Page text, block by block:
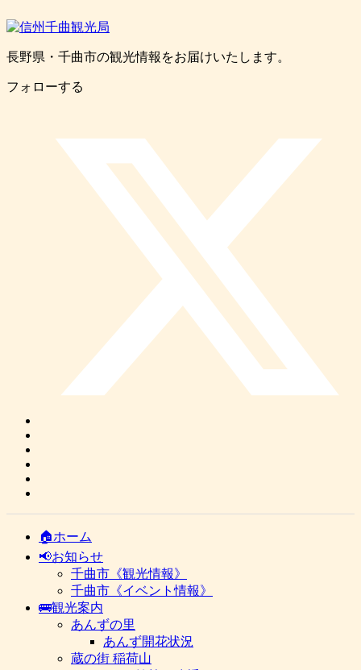
長野県・千曲市の観光情報をお届けいたします。
フォローする
🏠ホーム
📢お知らせ
千曲市《観光情報》
千曲市《イベント情報》
🚌観光案内
あんずの里
あんず開花状況
蔵の街 稲荷山